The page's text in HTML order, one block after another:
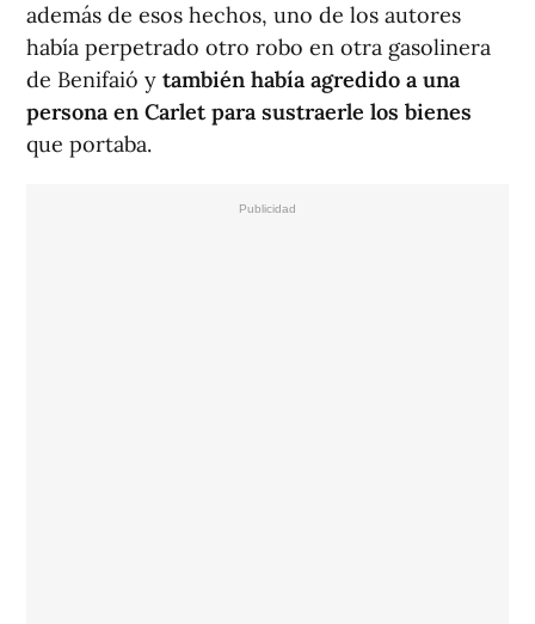
además de esos hechos, uno de los autores
había perpetrado otro robo en otra gasolinera
de Benifaió y también había agredido a una
persona en Carlet para sustraerle los bienes
que portaba.